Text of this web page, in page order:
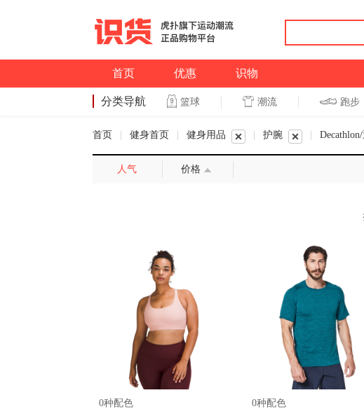
首页 优惠 识物
分类导航 篮球 潮流 跑步
首页 健身首页 健身用品 护腕
人气 价格
0种配色 0种配色